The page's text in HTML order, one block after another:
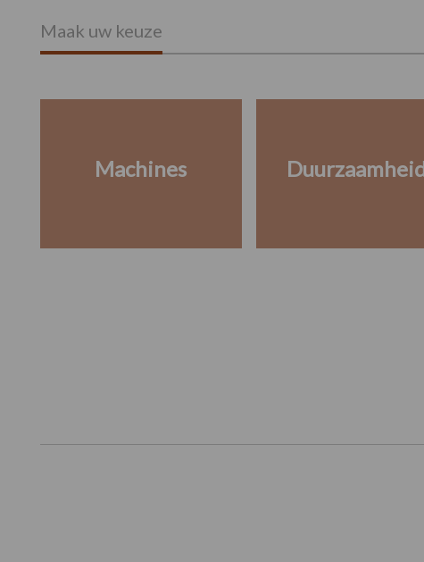
Maak uw keuze
Machines